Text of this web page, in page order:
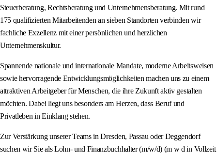
Steuerberatung, Rechtsberatung und Unternehmensberatung. Mit rund
175 qualifizierten Mitarbeitenden an sieben Standorten verbinden wir
fachliche Exzellenz mit einer persönlichen und herzlichen
Unternehmenskultur.
Spannende nationale und internationale Mandate, moderne Arbeitsweisen
sowie hervorragende Entwicklungsmöglichkeiten machen uns zu einem
attraktiven Arbeitgeber für Menschen, die ihre Zukunft aktiv gestalten
möchten. Dabei liegt uns besonders am Herzen, dass Beruf und
Privatleben in Einklang stehen.
Zur Verstärkung unserer Teams in Dresden, Passau oder Deggendorf
suchen wir Sie als Lohn- und Finanzbuchhalter (m/w/d) (m w d in Vollzeit